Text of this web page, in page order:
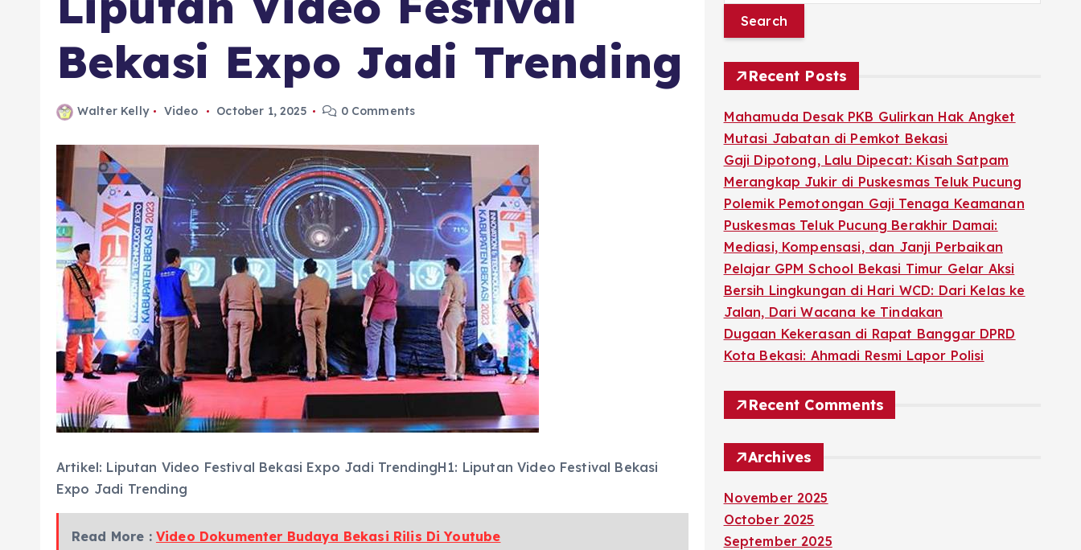
Bekasi Expo Jadi Trending
Walter Kelly Video October 1, 2025 0 Comments
Artikel: Liputan Video Festival Bekasi Expo Jadi TrendingH1: Liputan Video Festival Bekasi
Expo Jadi Trending
Read More : Video Dokumenter Budaya Bekasi Rilis Di Youtube
r
c
o
r
:
Recent Posts
Mahamuda Desak PKB Gulirkan Hak Angket
Mutasi Jabatan di Pemkot Bekasi
Gaji Dipotong, Lalu Dipecat: Kisah Satpam
Merangkap Jukir di Puskesmas Teluk Pucung
Polemik Pemotongan Gaji Tenaga Keamanan
Puskesmas Teluk Pucung Berakhir Damai:
Mediasi, Kompensasi, dan Janji Perbaikan
Pelajar GPM School Bekasi Timur Gelar Aksi
Bersih Lingkungan di Hari WCD: Dari Kelas ke
Jalan, Dari Wacana ke Tindakan
Dugaan Kekerasan di Rapat Banggar DPRD
Kota Bekasi: Ahmadi Resmi Lapor Polisi
Recent Comments
Archives
November 2025
October 2025
September 2025